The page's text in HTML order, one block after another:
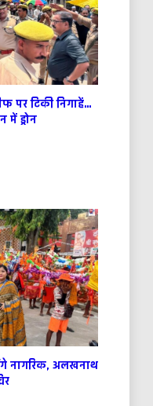
पर टिकी निगाहें…
ड्रोन
नागरिक, अलखनाथ